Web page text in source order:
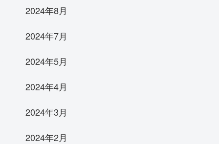
2024年8月
2024年7月
2024年5月
2024年4月
2024年3月
2024年2月